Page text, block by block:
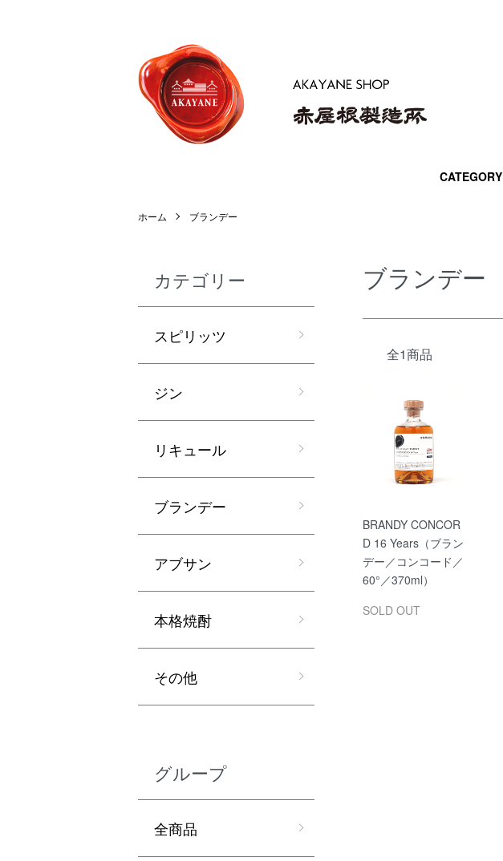
CATEGORY
ホーム ブランデー
ブランデー
全1商品
BRANDY CONCOR
D 16 Years（ブラン
デー／コンコード／
60°／370ml）
SOLD OUT
カテゴリー
スピリッツ
ジン
リキュール
ブランデー
アブサン
本格焼酎
その他
グループ
全商品